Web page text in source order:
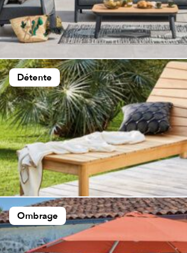
Détente
Ombrage